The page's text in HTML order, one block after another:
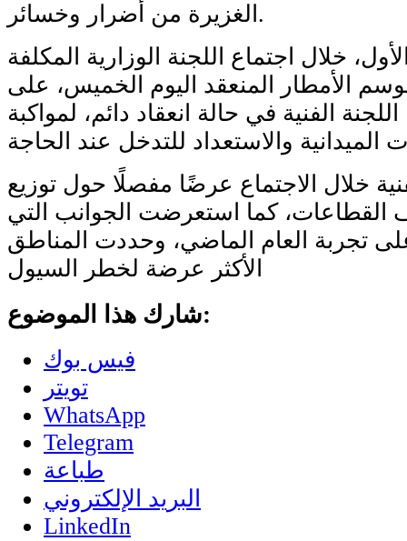
الغزيرة من أضرار وخسائر.
خلال اجتماع اللجنة الوزارية المكلفة
الأمطار المنعقد اليوم الخميس، على
الفنية في حالة انعقاد دائم، لمواكبة
خلال الاجتماع عرضًا مفصلًا حول توزيع
القطاعات، كما استعرضت الجوانب التي
على تجربة العام الماضي، وحددت المناطق
الأكثر عرضة لخطر السيول
شارك هذا الموضوع:
فيس بوك
تويتر
WhatsApp
Telegram
طباعة
البريد الإلكتروني
LinkedIn